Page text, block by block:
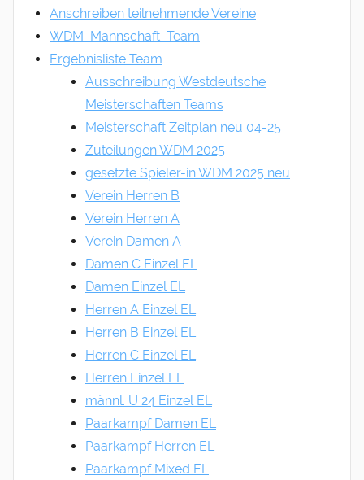
Anschreiben teilnehmende Vereine
WDM_Mannschaft_Team
Ergebnisliste Team
Ausschreibung Westdeutsche
Meisterschaften Teams
Meisterschaft Zeitplan neu 04-25
Zuteilungen WDM 2025
gesetzte Spieler-in WDM 2025 neu
Verein Herren B
Verein Herren A
Verein Damen A
Damen C Einzel EL
Damen Einzel EL
Herren A Einzel EL
Herren B Einzel EL
Herren C Einzel EL
Herren Einzel EL
männl. U 24 Einzel EL
Paarkampf Damen EL
Paarkampf Herren EL
Paarkampf Mixed EL